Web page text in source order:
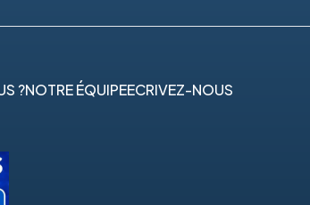
?NOTRE ÉQUIPEECRIVEZ-NOUS